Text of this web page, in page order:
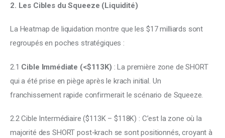
2. Les Cibles du Squeeze (Liquidité)
La Heatmap de liquidation montre que les $17 milliards sont
regroupés en poches stratégiques :
2.1 Cible Immédiate (<$113K) : La première zone de SHORT
qui a été prise en piège après le krach initial. Un
franchissement rapide confirmerait le scénario de Squeeze.
2.2 Cible Intermédiaire ($113K – $118K) : C’est la zone où la
majorité des SHORT post-krach se sont positionnés, croyant à